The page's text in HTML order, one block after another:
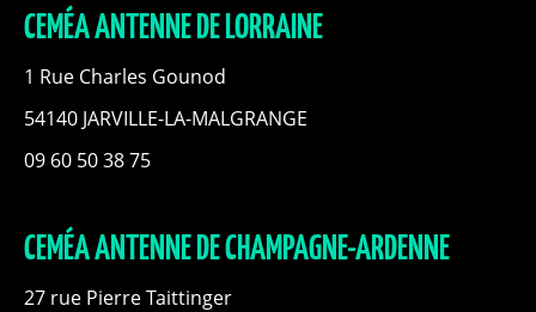
CEMÉA ANTENNE DE LORRAINE
1 Rue Charles Gounod
54140 JARVILLE-LA-MALGRANGE
09 60 50 38 75
CEMÉA ANTENNE DE CHAMPAGNE-ARDENNE
27 rue Pierre Taittinger